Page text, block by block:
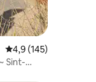
102
Priemerné
4,9 (145)
Sint-